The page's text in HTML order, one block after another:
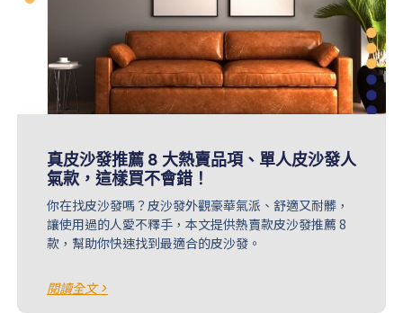
真皮沙發推薦 8 大熱賣品項、單人皮沙發人
氣款，這樣買不會錯！
你在找皮沙發嗎？皮沙發外觀豪華氣派、舒適又耐髒，
讓使用過的人愛不釋手，本文提供熱賣款皮沙發推薦 8
款，幫助你快速找到最適合的皮沙發。
閱讀全文 >